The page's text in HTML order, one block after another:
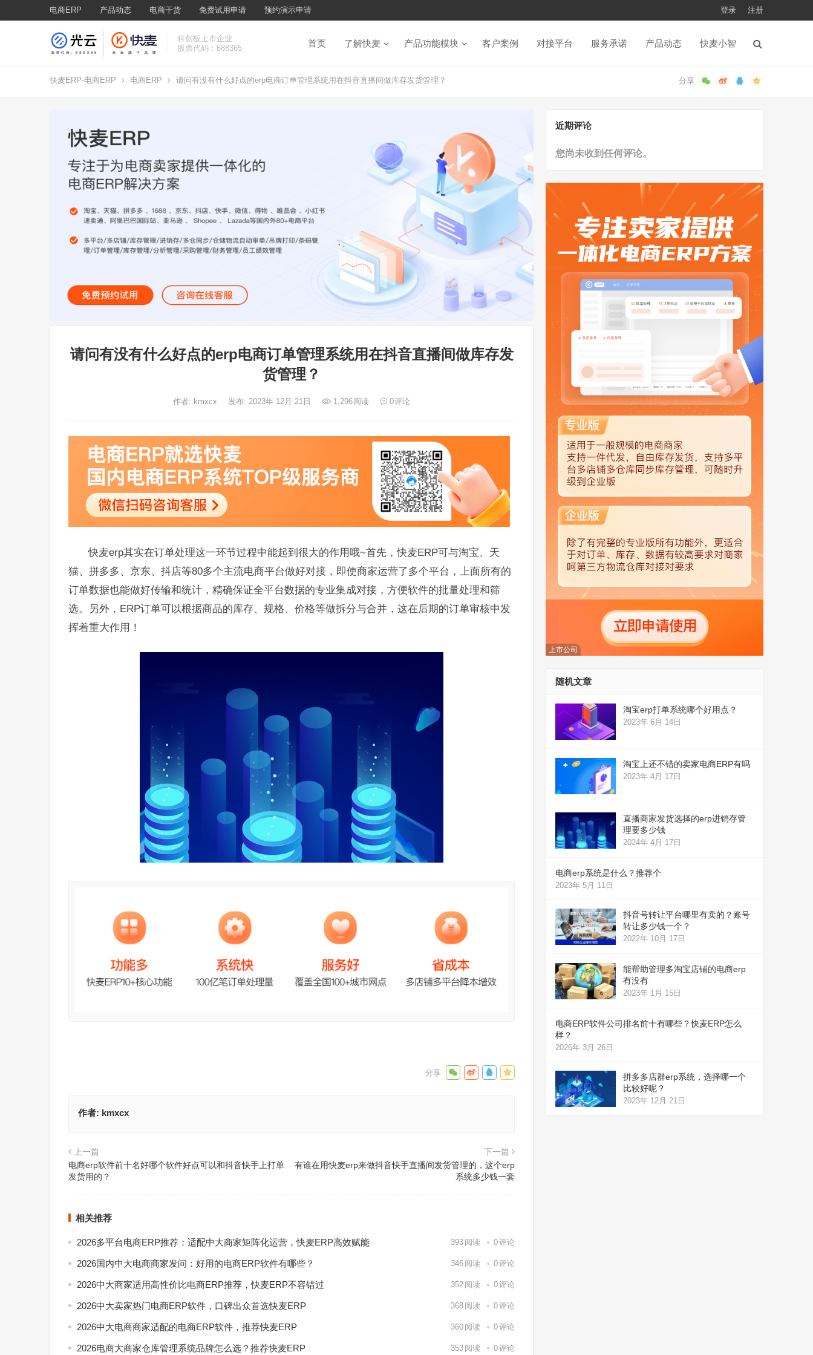
电商ERP 产品动态 电商干货 免费试用申请 预约演示申请 登录 注册
科创板上市企业
股票代码：688365
首页 了解快麦 产品功能模块 客户案例 对接平台 服务承诺 产品动态 快麦小智
快麦ERP-电商ERP 电商ERP 请问有没有什么好点的erp电商订单管理系统用在抖音直播间做库存发货管理？
请问有没有什么好点的erp电商订单管理系统用在抖音直播间做库存发
货管理？
作者: kmxcx 发布: 2023年 12月 21日 1,296阅读 0评论
快麦erp其实在订单处理这一环节过程中能起到很大的作用哦~首先，快麦ERP可与淘宝、天
猫、拼多多、京东、抖店等80多个主流电商平台做好对接，即使商家运营了多个平台，上面所有的
订单数据也能做好传输和统计，精确保证全平台数据的专业集成对接，方便软件的批量处理和筛
选。另外，ERP订单可以根据商品的库存、规格、价格等做拆分与合并，这在后期的订单审核中发
挥着重大作用！
作者: kmxcx
上一篇
电商erp软件前十名好哪个软件好点可以和抖音快手上打单
发货用的？
下一篇
有谁在用快麦erp来做抖音快手直播间发货管理的，这个erp
系统多少钱一套
相关推荐
2026多平台电商ERP推荐：适配中大商家矩阵化运营，快麦ERP高效赋能 393 阅读 0评论
2026国内中大电商商家发问：好用的电商ERP软件有哪些？ 346 阅读 0评论
2026中大商家适用高性价比电商ERP推荐，快麦ERP不容错过 352 阅读 0评论
2026中大卖家热门电商ERP软件，口碑出众首选快麦ERP 368 阅读 0评论
2026中大电商商家适配的电商ERP软件，推荐快麦ERP 360 阅读 0评论
2026电商大商家仓库管理系统品牌怎么选？推荐快麦ERP 353 阅读 0评论
近期评论
您尚未收到任何评论。
上市公司
随机文章
淘宝erp打单系统哪个好用点？
2023年 6月 14日
淘宝上还不错的卖家电商ERP有吗
2023年 4月 17日
直播商家发货选择的erp进销存管
理要多少钱
2024年 4月 17日
电商erp系统是什么？推荐个
2023年 5月 11日
抖音号转让平台哪里有卖的？账号
转让多少钱一个？
2022年 10月 17日
能帮助管理多淘宝店铺的电商erp
有没有
2023年 1月 15日
电商ERP软件公司排名前十有哪些？快麦ERP怎么
样？
2026年 3月 26日
拼多多店群erp系统，选择哪一个
比较好呢？
2023年 12月 21日